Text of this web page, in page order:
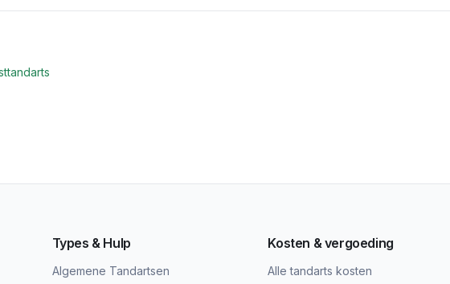
Types & Hulp
Algemene Tandartsen
Kosten & vergoeding
Alle tandarts kosten